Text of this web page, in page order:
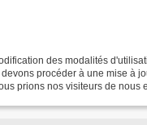
des modalités
procéder à une mise à
prions nos visiteurs de nous